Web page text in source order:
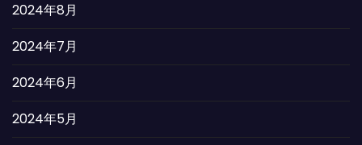
2024年8月
2024年7月
2024年6月
2024年5月